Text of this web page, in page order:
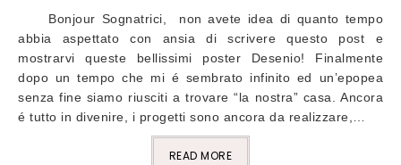
Bonjour Sognatrici, non avete idea di quanto tempo
abbia aspettato con ansia di scrivere questo post e
mostrarvi queste bellissimi poster Desenio! Finalmente
dopo un tempo che mi é sembrato infinito ed un’epopea
senza fine siamo riusciti a trovare “la nostra” casa. Ancora
é tutto in divenire, i progetti sono ancora da realizzare,…
READ MORE